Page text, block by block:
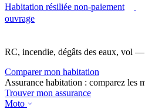
Habitation résiliée non-paiement
ouvrage
RC, incendie, dégâts des eaux, vol
Comparer mon habitation
Assurance habitation : comparez les
Trouver mon assurance
Moto